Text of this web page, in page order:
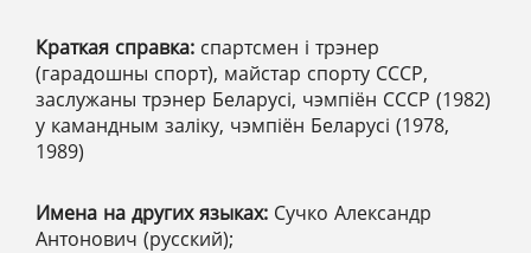
Краткая справка: спартсмен і трэнер
(гарадошны спорт), майстар спорту СССР,
заслужаны трэнер Беларусі, чэмпіён СССР (1982)
у камандным заліку, чэмпіён Беларусі (1978,
1989)
Имена на других языках: Сучко Александр
Антонович (русский);